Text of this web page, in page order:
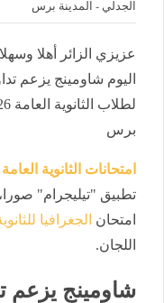
الجدلي - المدينة برس
عزيزي الزائر أهلا
اليوم شاومينج يزعم
برس
امتحانات الثانوية العامة 2026
تطبيق "تيليجرام"
امتحان الجغرافيا للثانوية
اللجان.
شاومينج يزعم